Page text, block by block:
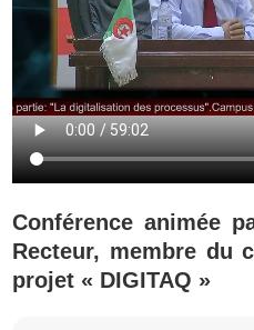
Conférence animée
Recteur, membre du
projet « DIGITAQ »